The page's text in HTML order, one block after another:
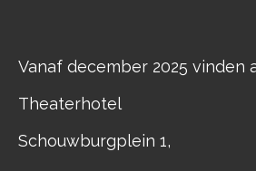
Vanaf december 2025
Theaterhotel
Schouwburgplein 1,